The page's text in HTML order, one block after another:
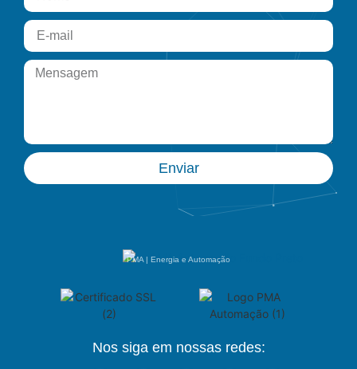
Enviar
PMA | Energia e Automação
Nos siga em nossas redes: